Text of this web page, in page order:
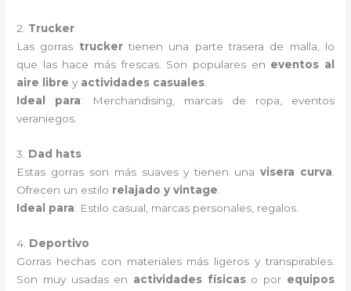
2. Trucker
Las gorras truckertienen una parte trasera de malla, lo
que las hace más frescas. Son populares en eventos al
aire libre y actividades casuales
Ideal para: Merchandising, marcas de ropa, eventos
veraniegos.
3. Dad hats
Estas gorras son más suaves y tienen unavisera curva
Ofrecen un estilo relajado y vintage
Ideal para: Estilo casual, marcas personales, regalos.
4. Deportivo
Gorras hechas con materiales más ligeros y transpirables.
Son muy usadas en actividades físicaso por equipos